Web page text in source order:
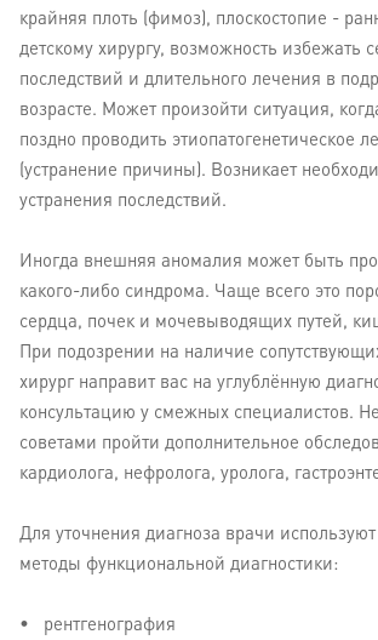
крайняя плоть (фимоз), плоскостопие -
детскому хирургу, возможность избежать
последствий и длительного лечения в
возрасте. Может произойти ситуация,
поздно проводить этиопатогенетическое
(устранение причины). Возникает
устранения последствий.
Иногда внешняя аномалия может быть
какого-либо синдрома. Чаще всего это
сердца, почек и мочевыводящих путей,
При подозрении на наличие
хирург направит вас на углублённую
консультацию у смежных специалистов.
советами пройти дополнительное
кардиолога, нефролога, уролога,
Для уточнения диагноза врачи
методы функциональной диагностики:
рентгенография